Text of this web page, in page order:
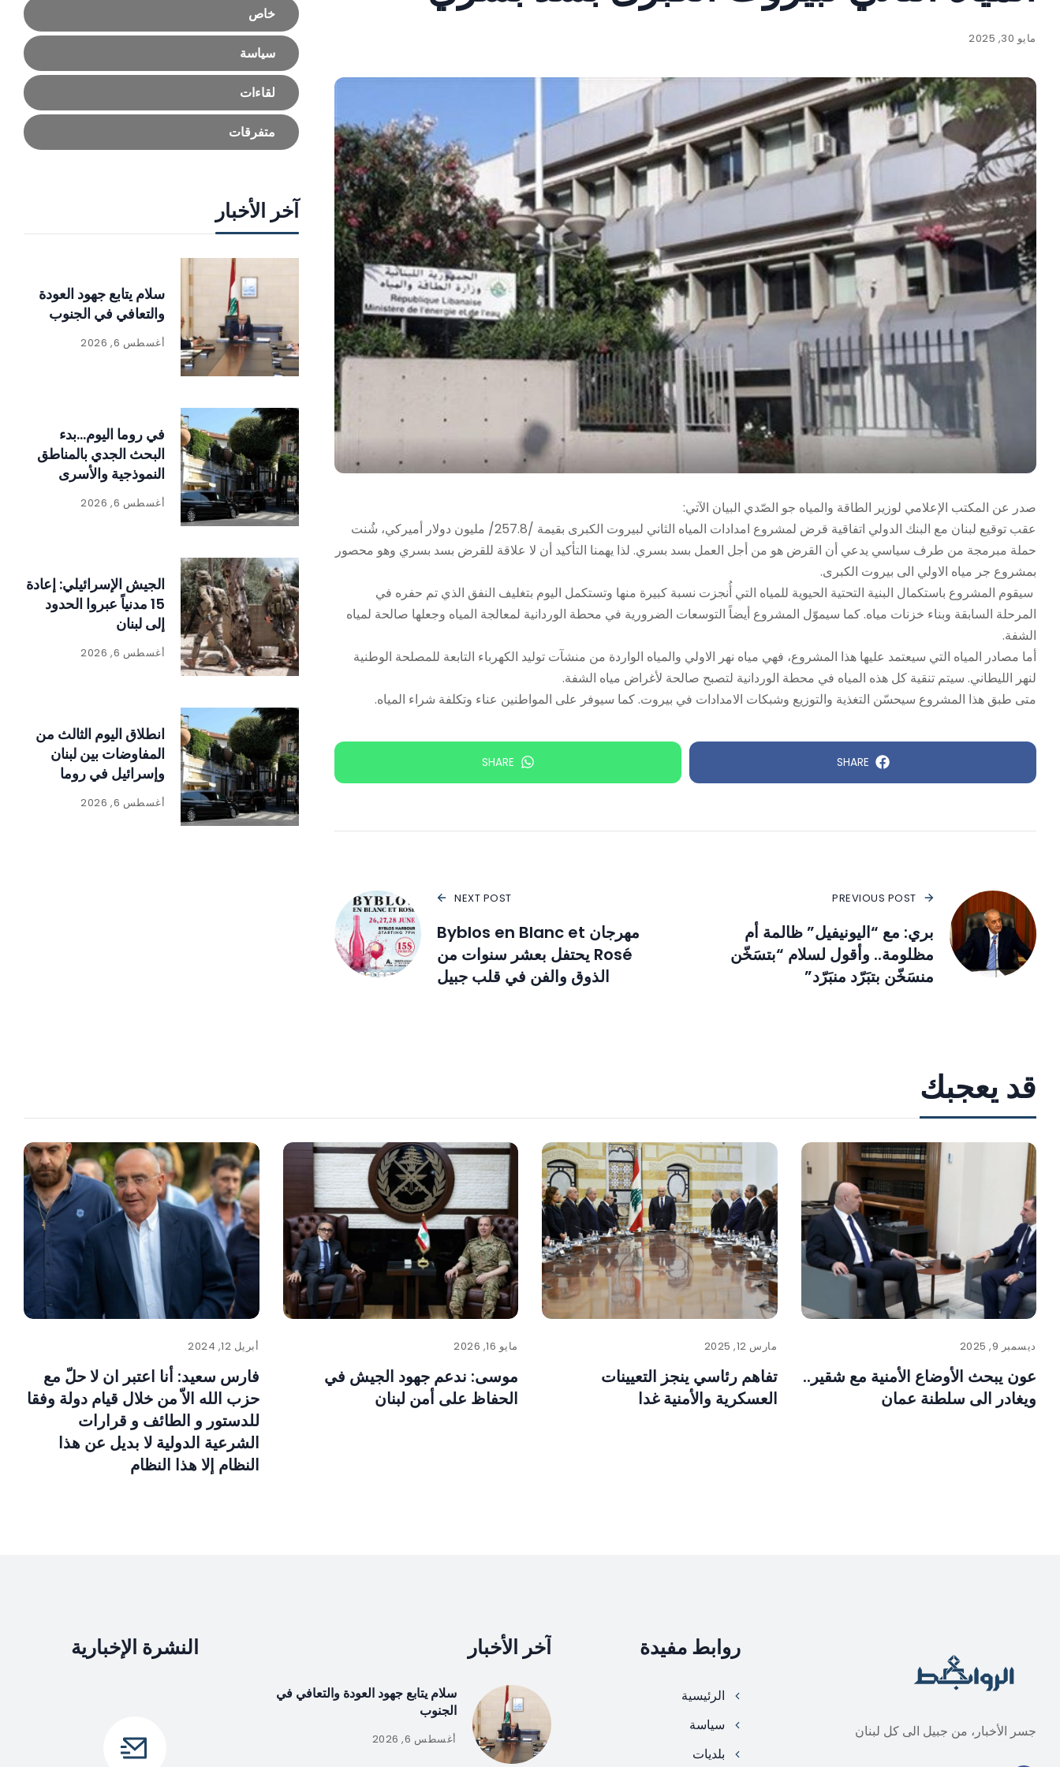
مايو 30, 2025
صدر عن المكتب الإعلامي لوزير الطاقة والمياه جو الصّدي البيان الآتي:
عقب توقيع لبنان مع البنك الدولي اتفاقية قرض لمشروع امدادات المياه الثاني لبيروت الكبرى بقيمة /257.8/ مليون دولار أميركي، شُنت
حملة مبرمجة من طرف سياسي يدعي أن القرض هو من أجل العمل بسد بسري. لذا يهمنا التأكيد أن لا علاقة للقرض بسد بسري وهو محصور
بمشروع جر مياه الاولي الى بيروت الكبرى.
سيقوم المشروع باستكمال البنية التحتية الحيوية للمياه التي أُنجزت نسبة كبيرة منها وتستكمل اليوم بتغليف النفق الذي تم حفره في
المرحلة السابقة وبناء خزنات مياه. كما سيموّل المشروع أيضاً التوسعات الضرورية في محطة الوردانية لمعالجة المياه وجعلها صالحة لمياه
الشفة.
أما مصادر المياه التي سيعتمد عليها هذا المشروع، فهي مياه نهر الاولي والمياه الواردة من منشآت توليد الكهرباء التابعة للمصلحة الوطنية
لنهر الليطاني. سيتم تنقية كل هذه المياه في محطة الوردانية لتصبح صالحة لأغراض مياه الشفة.
متى طبق هذا المشروع سيحسّن التغذية والتوزيع وشبكات الامدادات في بيروت. كما سيوفر على المواطنين عناء وتكلفة شراء المياه.
SHARE
SHARE
PREVIOUS POST
بري: مع “اليونيفيل” ظالمة أم
مظلومة.. وأقول لسلام “بتسَخّن
منسَخّن بتبَرّد منبَرّد”
NEXT POST
مهرجان Byblos en Blanc et
Rosé يحتفل بعشر سنوات من
الذوق والفن في قلب جبيل
خاص
سياسة
لقاءات
متفرقات
آخر الأخبار
سلام يتابع جهود العودة
والتعافي في الجنوب
أغسطس 6, 2026
في روما اليوم…بدء
البحث الجدي بالمناطق
النموذجية والأسرى
بشقين
أغسطس 6, 2026
الجيش الإسرائيلي: إعادة
15 مدنياً عبروا الحدود
إلى لبنان
أغسطس 6, 2026
انطلاق اليوم الثالث من
المفاوضات بين لبنان
وإسرائيل في روما
أغسطس 6, 2026
قد يعجبك
ديسمبر 9, 2025
عون يبحث الأوضاع الأمنية مع شقير..
ويغادر الى سلطنة عمان
مارس 12, 2025
تفاهم رئاسي ينجز التعيينات
العسكرية والأمنية غدا
مايو 16, 2026
موسى: ندعم جهود الجيش في
الحفاظ على أمن لبنان
أبريل 12, 2024
فارس سعيد: أنا اعتبر ان لا حلّ مع
حزب الله الاّ من خلال قيام دولة وفقا
للدستور و الطائف و قرارات
الشرعية الدولية لا بديل عن هذا
النظام إلا هذا النظام
جسر الأخبار، من جبيل الى كل لبنان
روابط مفيدة
الرئيسية
سياسة
بلديات
آخر الأخبار
سلام يتابع جهود العودة والتعافي في
الجنوب
أغسطس 6, 2026
النشرة الإخبارية